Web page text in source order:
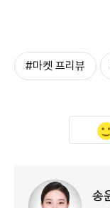
#마켓 프리뷰
송